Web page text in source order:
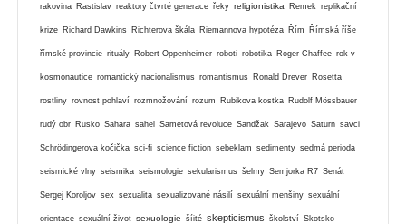
rakovina Rastislav reaktory čtvrté generace řeky religionistika Remek replikační
krize Richard Dawkins Richterova škála Riemannova hypotéza Řím Římská říše
římské provincie rituály Robert Oppenheimer roboti robotika Roger Chaffee rok v
kosmonautice romantický nacionalismus romantismus Ronald Drever Rosetta
rostliny rovnost pohlaví rozmnožování rozum Rubikova kostka Rudolf Mössbauer
rudý obr Rusko Sahara sahel Sametová revoluce Sandžak Sarajevo Saturn savci
Schrödingerova kočička sci-fi science fiction sebeklam sedimenty sedmá perioda
seismické vlny seismika seismologie sekularismus šelmy Semjorka R7 Senát
Sergej Koroljov sex sexualita sexualizované násilí sexuální menšiny sexuální
orientace sexuální život sexuologie šíité skepticismus školství Skotsko